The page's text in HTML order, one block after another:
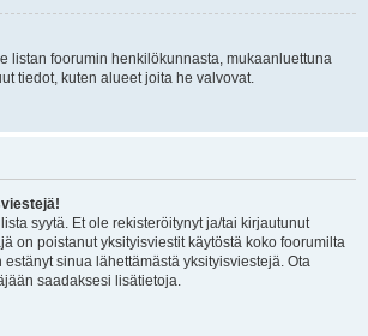
listan foorumin henkilökunnasta, mukaanluettuna
tiedot, kuten alueet joita he valvovat.
syytä. Et ole rekisteröitynyt ja/tai kirjautunut
on poistanut yksityisviestit käytöstä koko foorumilta
sinua lähettämästä yksityisviestejä. Ota
saadaksesi lisätietoja.